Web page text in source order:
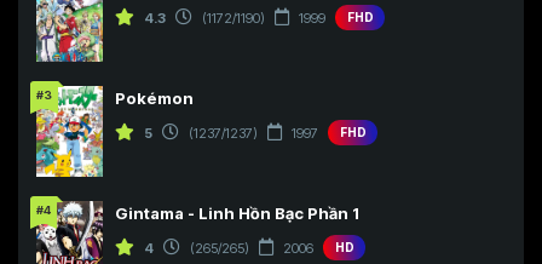
4.3 (1172/1190) 1999 FHD
#3 Pokémon
5 (1237/1237) 1997 FHD
#4 Gintama - Linh Hồn Bạc Phần 1
4 (265/265) 2006 HD